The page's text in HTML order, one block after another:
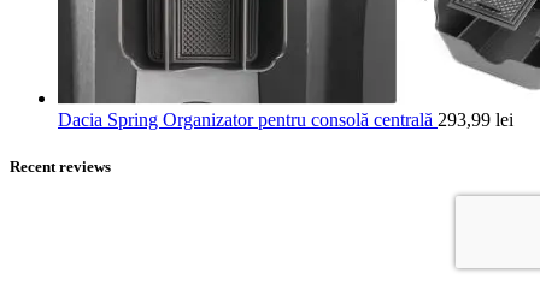
Dacia Spring Organizator pentru consolă centrală 293,99 lei
Recent reviews